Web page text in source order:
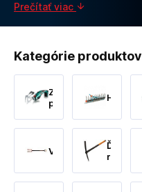
Prečítať viac
Kategórie produktov
Záhradnícke
píly
Hrable
Vidly
Ďalšie
ručné